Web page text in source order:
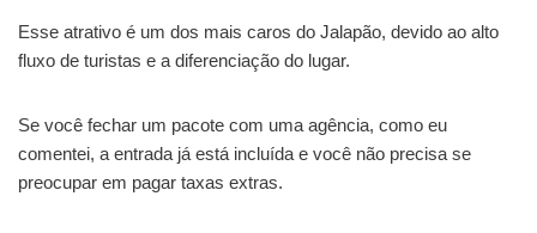
Esse atrativo é um dos mais caros do Jalapão, devido ao alto
fluxo de turistas e a diferenciação do lugar.
Se você fechar um pacote com uma agência, como eu
comentei, a entrada já está incluída e você não precisa se
preocupar em pagar taxas extras.